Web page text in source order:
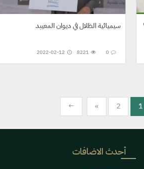
سيميائية الظلال في ديوان المعيبد
1
2
«
←
أحدث الاضافات